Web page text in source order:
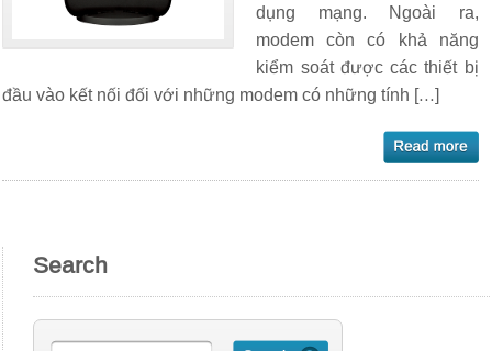
dụng mạng. Ngoài ra,
modem còn có khả năng
kiểm soát được các thiết bị
đầu vào kết nối đối với những modem có những tính […]
Search